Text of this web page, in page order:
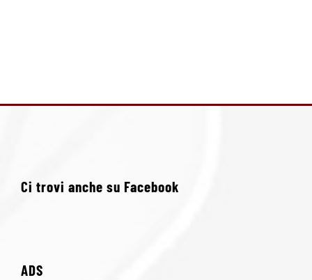
Ci trovi anche su Facebook
ADS